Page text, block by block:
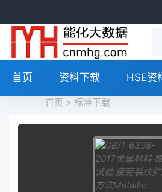
首页 资料下载 HSE资
首页 > 标准下载